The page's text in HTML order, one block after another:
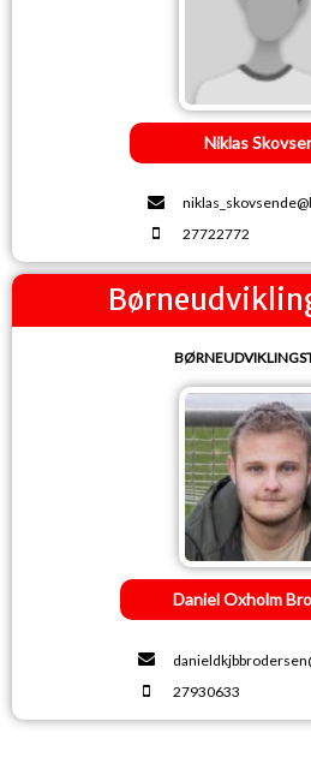
Niklas
27722772
Daniel Oxholm
27930633